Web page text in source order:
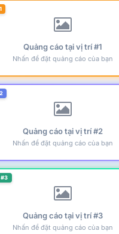
Quảng cáo tại vị trí #1
Nhấn để đặt quảng cáo của bạn
Quảng cáo tại vị trí #2
Nhấn để đặt quảng cáo của bạn
Quảng cáo tại vị trí #3
Nhấn để đặt quảng cáo của bạn